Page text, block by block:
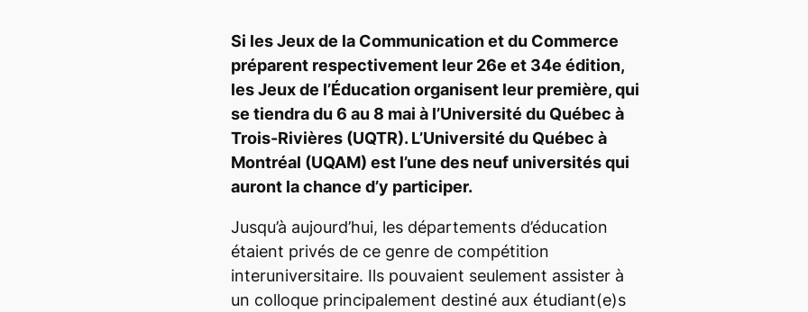
Si les Jeux de la Communication et du Commerce
préparent respectivement leur 26e et 34e édition,
les Jeux de l’Éducation organisent leur première, qui
se tiendra du 6 au 8 mai à l’Université du Québec à
Trois-Rivières (UQTR). L’Université du Québec à
Montréal (UQAM) est l’une des neuf universités qui
auront la chance d’y participer.
Jusqu’à aujourd’hui, les départements d’éducation
étaient privés de ce genre de compétition
interuniversitaire. Ils pouvaient seulement assister à
un colloque principalement destiné aux étudiant(e)s